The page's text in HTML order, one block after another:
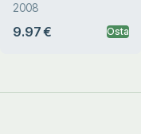
2008
9.97 € Osta